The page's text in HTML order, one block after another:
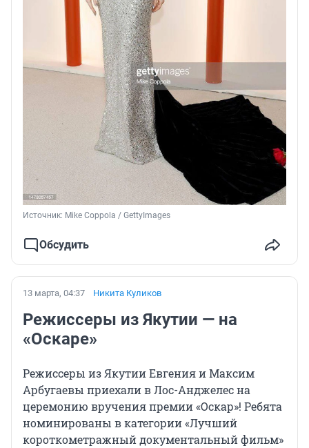
Источник: Mike Coppola / GettyImages
Обсудить
13 марта, 04:37 Никита Куликов
Режиссеры из Якутии — на
«Оскаре»
Режиссеры из Якутии Евгения и Максим
Арбугаевы приехали в Лос-Анджелес на
церемонию вручения премии «Оскар»! Ребята
номинированы в категории «Лучший
короткометражный документальный фильм»